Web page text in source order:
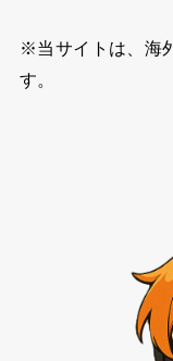
※当サイトは、海
す。